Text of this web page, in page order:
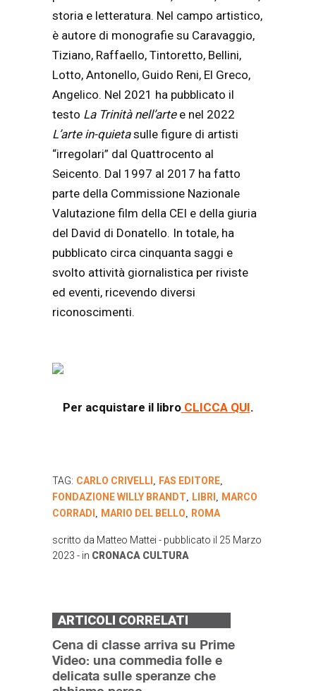
storia e letteratura. Nel campo artistico,
è autore di monografie su Caravaggio,
Tiziano, Raffaello, Tintoretto, Bellini,
Lotto, Antonello, Guido Reni, El Greco,
Angelico. Nel 2021 ha pubblicato il
testo La Trinità nell’arte e nel 2022
L’arte in-quietasulle figure di artisti
“irregolari” dal Quattrocento al
Seicento. Dal 1997 al 2017 ha fatto
parte della Commissione Nazionale
Valutazione film della CEI e della giuria
del David di Donatello. In totale, ha
pubblicato circa cinquanta saggi e
svolto attività giornalistica per riviste
ed eventi, ricevendo diversi
riconoscimenti.
Per acquistare il libroCLICCA QUI.
TAG: CARLO CRIVELLI , FAS EDITORE,
FONDAZIONE WILLY BRANDT, LIBRI , MARCO
CORRADI , MARIO DEL BELLO, ROMA
scritto da Matteo Mattei - pubblicato il 25 Marzo
2023 - in CRONACA CULTURA
ARTICOLI CORRELATI
Cena di classe arriva su Prime
Video: una commedia folle e
delicata sulle speranze che